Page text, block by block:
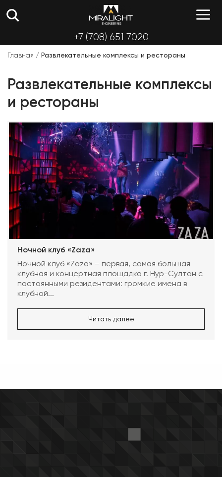
+7 (708) 651 7020
Главная / Развлекательные комплексы и рестораны
Развлекательные комплексы
и рестораны
Ночной клуб «Zaza»
Ночной клуб «Zaza» – первая, самая большая
клубная и концертная площадка г. Нур-Султан с
постоянными резидентами: громкие имена в
клубной...
Читать далее